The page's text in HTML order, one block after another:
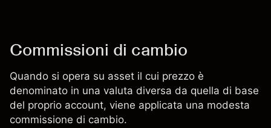
Commissioni di cambio
Quando si opera su asset il cui prezzo è
denominato in una valuta diversa da quella di base
del proprio account, viene applicata una modesta
commissione di cambio.